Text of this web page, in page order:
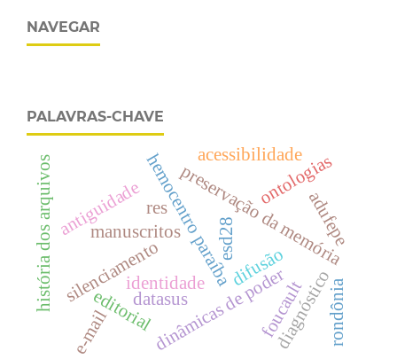
NAVEGAR
PALAVRAS-CHAVE
hemocentro paraíba
editorial
manuscritos
silenciamento
preservação da memória
dinâmicas de poder
foucault
antiguidade ontologias
diagnóstico
identidade difusão
história dos arquivos
e-mail
res
esd28
datasus rondônia
adufepe
acessibilidade